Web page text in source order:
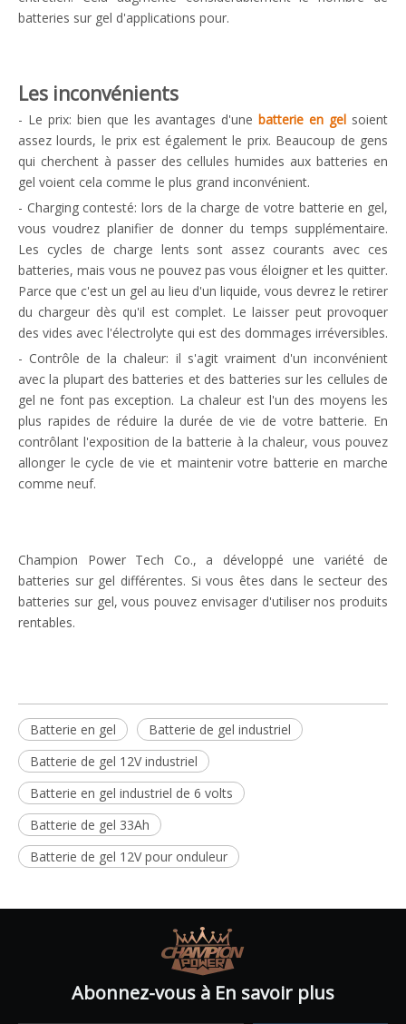
batteries sur gel d'applications pour.
Les inconvénients
- Le prix: bien que les avantages d'unebatterie en gel soient
assez lourds, le prix est également le prix. Beaucoup de gens
qui cherchent à passer des cellules humides aux batteries en
gel voient cela comme le plus grand inconvénient.
- Charging contesté:lors de la charge de votre batterie en gel,
vous voudrez planifier de donner du temps supplémentaire.
Les cycles de charge lents sont assez courants avec ces
batteries, mais vous ne pouvez pas vous éloigner et les quitter.
Parce que c'est un gel au lieu d'un liquide, vous devrez le retirer
du chargeur dès qu'il est complet. Le laisser peut provoquer
des vides avec l'électrolyte qui est des dommages irréversibles.
- Contrôle de la chaleur: il s'agit vraiment d'un inconvénient
avec la plupart des batteries et des batteries sur les cellules de
gel ne font pas exception. La chaleur est l'un des moyens les
plus rapides de réduire la durée de vie de votre batterie. En
contrôlant l'exposition de la batterie à la chaleur, vous pouvez
allonger le cycle de vie et maintenir votre batterie en marche
comme neuf.
Champion Power Tech Co., a développé une variété de
batteries sur gel différentes. Si vous êtes dans le secteur des
batteries sur gel, vous pouvez envisager d'utiliser nos produits
rentables.
Batterie en gel
Batterie de gel industriel
Batterie de gel 12V industriel
Batterie en gel industriel de 6 volts
Batterie de gel 33Ah
Batterie de gel 12V pour onduleur
Abonnez-vous à En savoir plus